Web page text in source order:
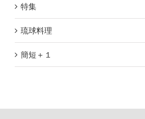
特集
琉球料理
簡短＋１